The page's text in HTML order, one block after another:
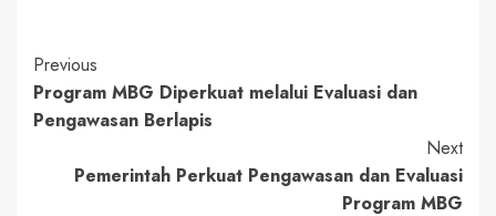
Continue
Reading
Previous
Program MBG Diperkuat melalui Evaluasi dan
Pengawasan Berlapis
Next
Pemerintah Perkuat Pengawasan dan Evaluasi
Program MBG